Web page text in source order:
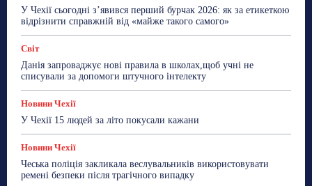
У Чехії сьогодні з’явився перший бурчак 2026: як за етикеткою
відрізнити справжній від «майже такого самого»
Світ
Данія запроваджує нові правила в школах,щоб учні не
списували за допомоги штучного інтелекту
Новини Чехії
У Чехії 15 людей за літо покусали кажани
Новини Чехії
Чеська поліція закликала веслувальників використовувати
ремені безпеки після трагічного випадку